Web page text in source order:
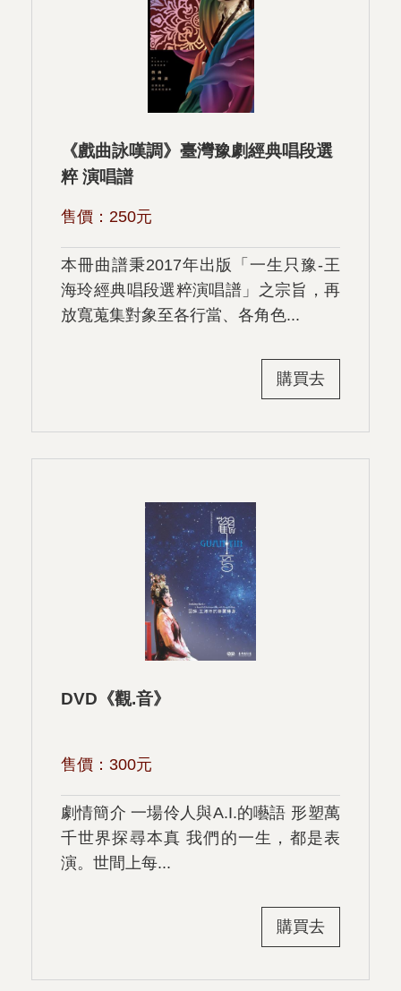
《戲曲詠嘆調》臺灣豫劇經典唱段選
粹 演唱譜
售價： 250元
本冊曲譜秉2017年出版「一生只豫-王
海玲經典唱段選粹演唱譜」之宗旨，再
放寬蒐集對象至各行當、各角色...
購買去
DVD《觀.音》
售價： 300元
劇情簡介 一場伶人與A.I.的囈語 形塑萬
千世界探尋本真 我們的一生，都是表
演。世間上每...
購買去